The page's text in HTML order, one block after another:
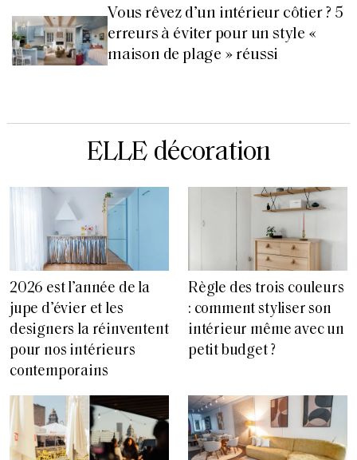
Vous rêvez d’un intérieur côtier ? 5
erreurs à éviter pour un style «
maison de plage » réussi
ELLE décoration
2026 est l’année de la
jupe d’évier et les
designers la réinventent
pour nos intérieurs
contemporains
Règle des trois couleurs
: comment styliser son
intérieur même avec un
petit budget ?